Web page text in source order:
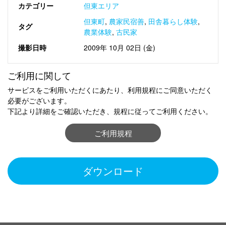
カテゴリー
但東エリア
タグ 但東町, 農家民宿善, 田舎暮らし体験,
農業体験, 古民家
撮影日時
2009年 10月 02日 (金)
ご利用に関して
サービスをご利用いただくにあたり、利用規程にご同意いただく
必要がございます。
下記より詳細をご確認いただき、規程に従ってご利用ください。
ご利用規程
ダウンロード